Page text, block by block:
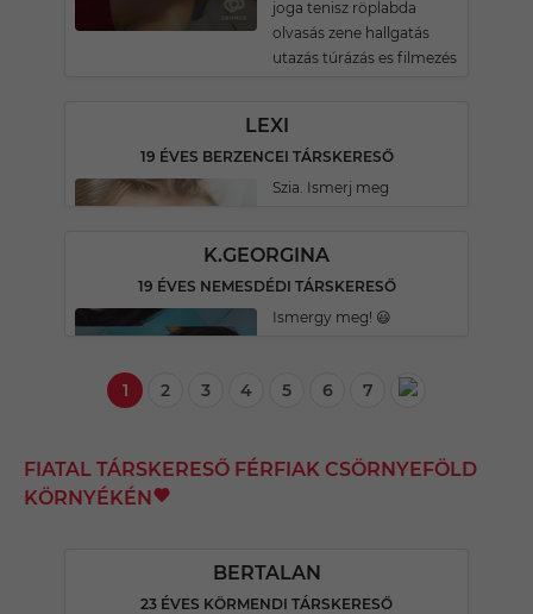
joga tenisz röplabda
olvasás zene hallgatás
utazás túrázás es filmezés
LEXI
19 ÉVES BERZENCEI TÁRSKERESŐ
Szia. Ismerj meg
K.GEORGINA
19 ÉVES NEMESDÉDI TÁRSKERESŐ
Ismergy meg! 😃
1 2 3 4 5 6 7
FIATAL TÁRSKERESŐ FÉRFIAK CSÖRNYEFÖLD
KÖRNYÉKÉN
BERTALAN
23 ÉVES KÖRMENDI TÁRSKERESŐ